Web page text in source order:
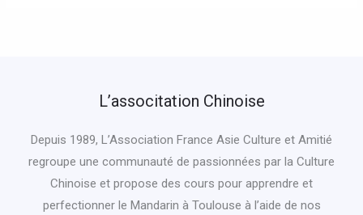
L’associtation Chinoise
Depuis 1989, L’Association France Asie Culture et Amitié
regroupe une communauté de passionnées par la Culture
Chinoise et propose des cours pour apprendre et
perfectionner le Mandarin à Toulouse à l’aide de nos